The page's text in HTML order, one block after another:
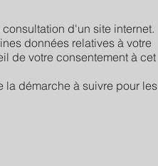
d'un site internet.
données relatives à votre
de votre consentement à cet
la démarche à suivre pour les